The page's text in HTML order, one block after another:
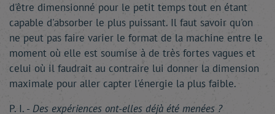
d'être dimensionné pour le petit temps tout en étant
capable d'absorber le plus puissant. Il faut savoir qu'on
ne peut pas faire varier le format de la machine entre le
moment où elle est soumise à de très fortes vagues et
celui où il faudrait au contraire lui donner la dimension
maximale pour aller capter l'énergie la plus faible.
P. I. - Des expériences ont-elles déjà été menées ?